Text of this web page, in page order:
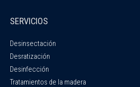
SERVICIOS
Desinsectación
Desratización
Desinfección
Tratamientos de la madera